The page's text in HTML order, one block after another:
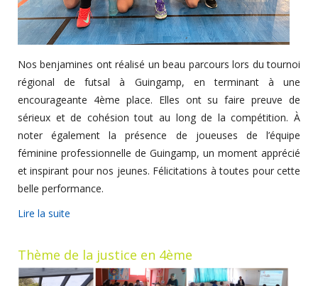
Nos benjamines ont réalisé un beau parcours lors du tournoi
régional de futsal à Guingamp, en terminant à une
encourageante 4ème place. Elles ont su faire preuve de
sérieux et de cohésion tout au long de la compétition. À
noter également la présence de joueuses de l’équipe
féminine professionnelle de Guingamp, un moment apprécié
et inspirant pour nos jeunes. Félicitations à toutes pour cette
belle performance.
Lire la suite
Thème de la justice en 4ème